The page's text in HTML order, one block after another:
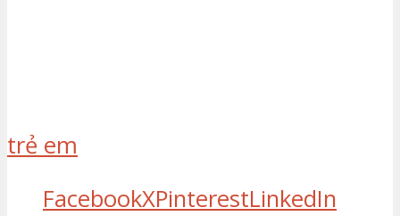
trẻ em
FacebookXPinterestLinkedIn